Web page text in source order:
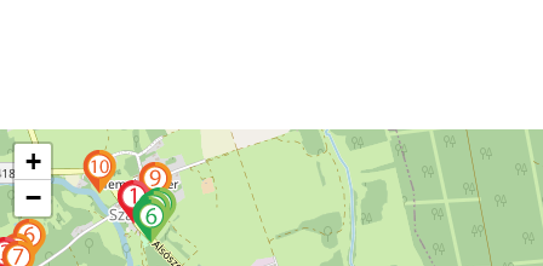
+
−